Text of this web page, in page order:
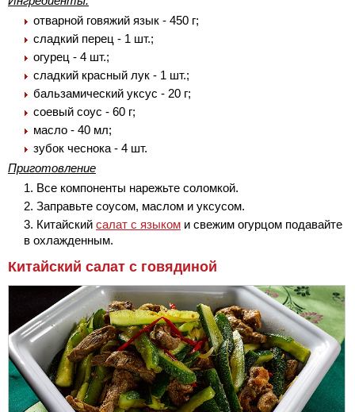
отварной говяжий язык - 450 г;
сладкий перец - 1 шт.;
огурец - 4 шт.;
сладкий красный лук - 1 шт.;
бальзамический уксус - 20 г;
соевый соус - 60 г;
масло - 40 мл;
зубок чеснока - 4 шт.
Приготовление
Все компоненты нарежьте соломкой.
Заправьте соусом, маслом и уксусом.
Китайский салат с языком и свежим огурцом подавайте
в охлажденным.
Китайский салат с говядиной